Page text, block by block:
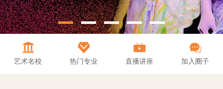
艺术名校 热门专业 直播讲座 加入圈子